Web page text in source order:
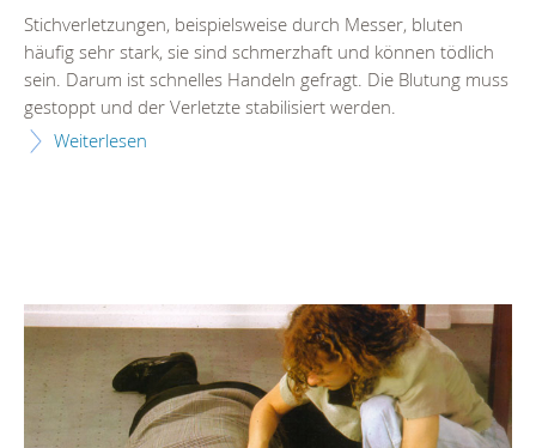
Stichverletzungen, beispielsweise durch Messer, bluten
häufig sehr stark, sie sind schmerzhaft und können tödlich
sein. Darum ist schnelles Handeln gefragt. Die Blutung muss
gestoppt und der Verletzte stabilisiert werden.
Weiterlesen